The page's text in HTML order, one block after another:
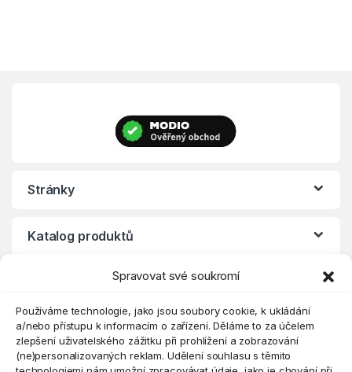
Spravovat své soukromí
Používáme technologie, jako jsou soubory cookie, k ukládání
a/nebo přístupu k informacím o zařízení. Děláme to za účelem
zlepšení uživatelského zážitku při prohlížení a zobrazování
(ne)personalizovaných reklam. Udělení souhlasu s těmito
Stránky
Katalog produktů